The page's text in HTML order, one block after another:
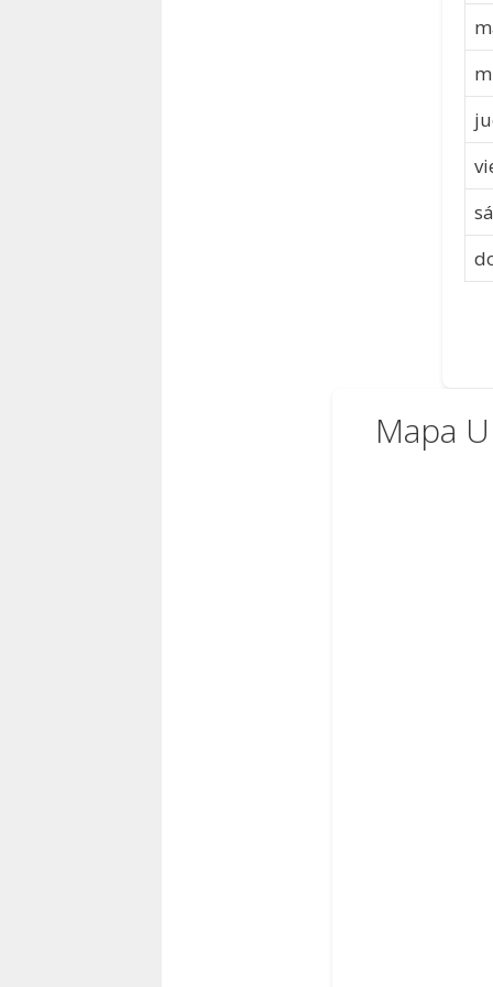
Mapa